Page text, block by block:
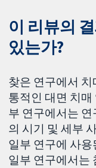
이 리뷰의
있는가?
찾은 연구에서
통적인 대면 치매
부 연구에서는
의 시기 및 세부
일부 연구에 사
일부 연구에서는